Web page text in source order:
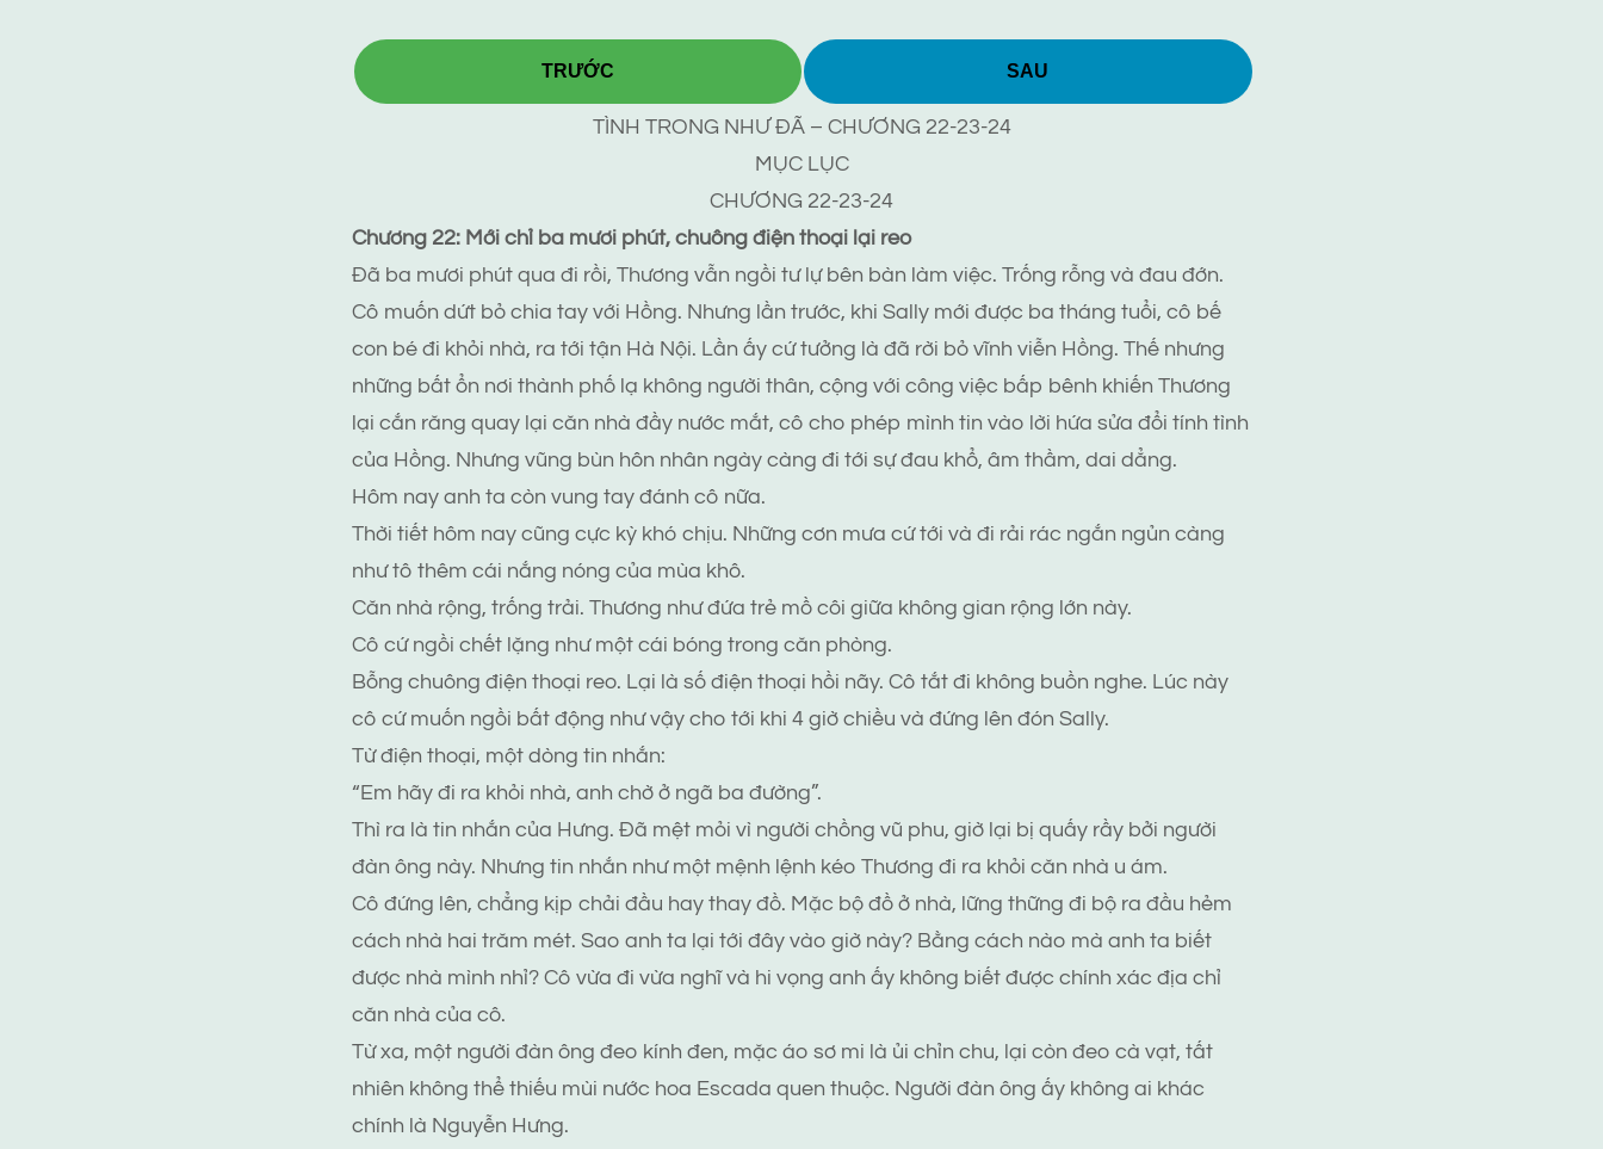
TRƯỚC SAU
TÌNH TRONG NHƯ ĐÃ – CHƯƠNG 22-23-24
MỤC LỤC
CHƯƠNG 22-23-24
Chương 22: Mới chỉ ba mươi phút, chuông điện thoại lại reo
Đã ba mươi phút qua đi rồi, Thương vẫn ngồi tư lự bên bàn làm việc. Trống rỗng và đau đớn.
Cô muốn dứt bỏ chia tay với Hồng. Nhưng lần trước, khi Sally mới được ba tháng tuổi, cô bế
con bé đi khỏi nhà, ra tới tận Hà Nội. Lần ấy cứ tưởng là đã rời bỏ vĩnh viễn Hồng. Thế nhưng
những bất ổn nơi thành phố lạ không người thân, cộng với công việc bấp bênh khiến Thương
lại cắn răng quay lại căn nhà đầy nước mắt, cô cho phép mình tin vào lời hứa sửa đổi tính tình
của Hồng. Nhưng vũng bùn hôn nhân ngày càng đi tới sự đau khổ, âm thầm, dai dẳng.
Hôm nay anh ta còn vung tay đánh cô nữa.
Thời tiết hôm nay cũng cực kỳ khó chịu. Những cơn mưa cứ tới và đi rải rác ngắn ngủn càng
như tô thêm cái nắng nóng của mùa khô.
Căn nhà rộng, trống trải. Thương như đứa trẻ mồ côi giữa không gian rộng lớn này.
Cô cứ ngồi chết lặng như một cái bóng trong căn phòng.
Bỗng chuông điện thoại reo. Lại là số điện thoại hồi nãy. Cô tắt đi không buồn nghe. Lúc này
cô cứ muốn ngồi bất động như vậy cho tới khi 4 giờ chiều và đứng lên đón Sally.
Từ điện thoại, một dòng tin nhắn:
“Em hãy đi ra khỏi nhà, anh chờ ở ngã ba đường”.
Thì ra là tin nhắn của Hưng. Đã mệt mỏi vì người chồng vũ phu, giờ lại bị quấy rầy bởi người
đàn ông này. Nhưng tin nhắn như một mệnh lệnh kéo Thương đi ra khỏi căn nhà u ám.
Cô đứng lên, chẳng kịp chải đầu hay thay đồ. Mặc bộ đồ ở nhà, lững thững đi bộ ra đầu hẻm
cách nhà hai trăm mét. Sao anh ta lại tới đây vào giờ này? Bằng cách nào mà anh ta biết
được nhà mình nhỉ? Cô vừa đi vừa nghĩ và hi vọng anh ấy không biết được chính xác địa chỉ
căn nhà của cô.
Từ xa, một người đàn ông đeo kính đen, mặc áo sơ mi là ủi chỉn chu, lại còn đeo cà vạt, tất
nhiên không thể thiếu mùi nước hoa Escada quen thuộc. Người đàn ông ấy không ai khác
chính là Nguyễn Hưng.